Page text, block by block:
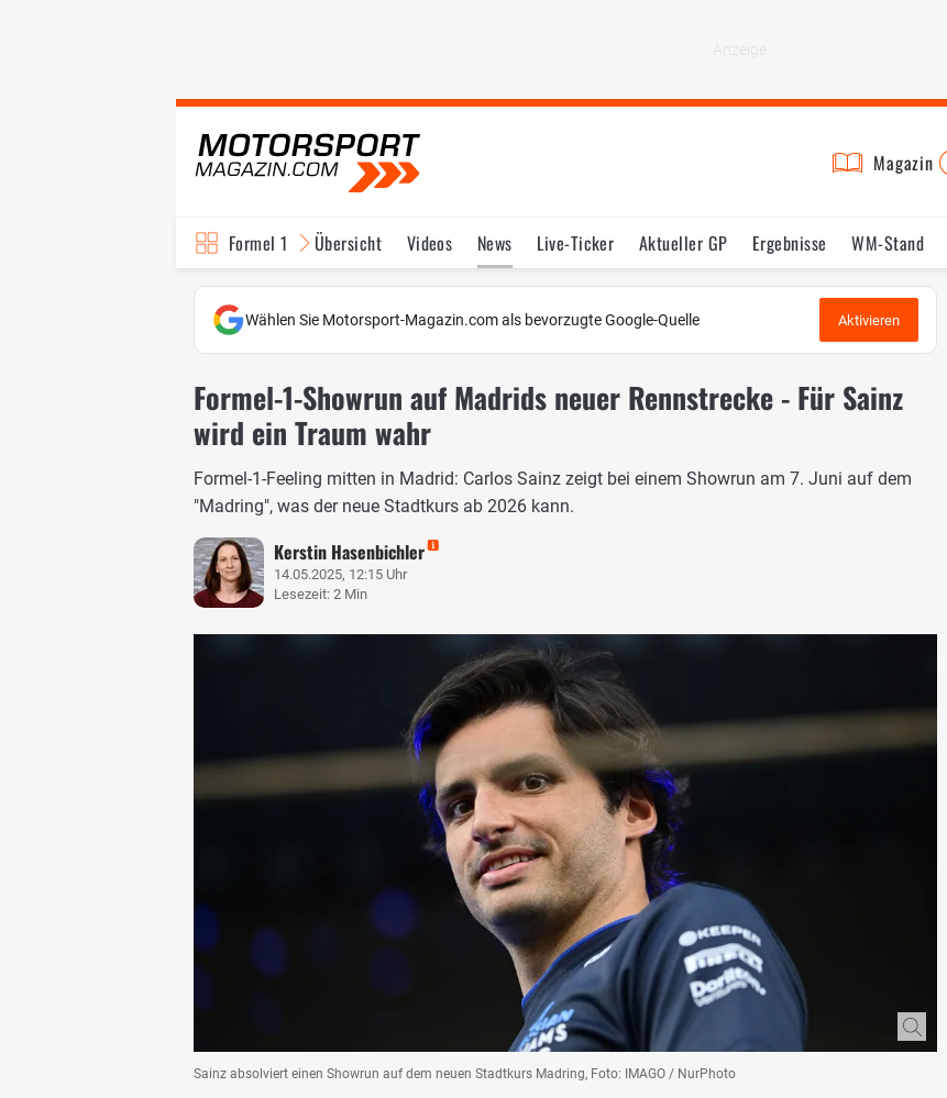
Magazin
Formel 1 Übersicht Videos News Live-Ticker Aktueller GP Ergebnisse WM-Stand
Fahrer & Teams
Bilder Termine Statistik Testfahrten Reglement Lexikon
Wählen Sie Motorsport-Magazin.com als bevorzugte Google-Quelle Aktivieren
Formel-1-Showrun auf Madrids neuer Rennstrecke - Für Sainz
wird ein Traum wahr
Formel-1-Feeling mitten in Madrid: Carlos Sainz zeigt bei einem Showrun am 7. Juni auf dem
"Madring", was der neue Stadtkurs ab 2026 kann.
Kerstin Hasenbichler
14.05.2025, 12:15 Uhr
Lesezeit: 2 Min
Sainz absolviert einen Showrun auf dem neuen Stadtkurs Madring, Foto: IMAGO / NurPhoto